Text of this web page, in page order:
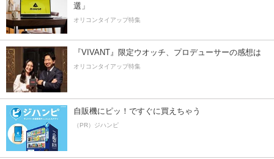
選」
オリコンタイアップ特集
『VIVANT』限定ウオッチ、プロデューサーの感想は
オリコンタイアップ特集
自販機にピッ！ですぐに買えちゃう
（PR）ジハンピ